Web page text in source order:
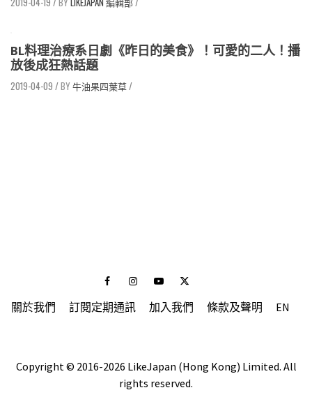
BL料理治療系日劇《昨日的美食》！可愛的二人！播
放後成狂熱話題
2019-04-09 / 牛油果四葉草/
FacebookInstagramYoutubeTwitter
關於我們 訂閱定期通訊 加入我們 條款及聲明 EN
Copyright © 2016-2026 LikeJapan (Hong Kong) Limited. All
rights reserved.